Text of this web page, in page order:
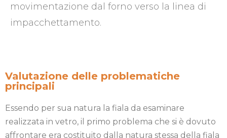
movimentazione dal forno verso la linea di
impacchettamento.
Valutazione delle problematiche
principali
Essendo per sua natura la fiala da esaminare
realizzata in vetro, il primo problema che si è dovuto
affrontare era costituito dalla natura stessa della fiala